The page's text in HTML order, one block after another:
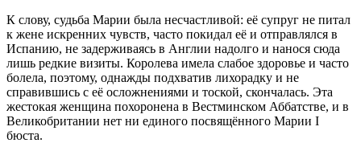
К слову, судьба Марии была несчастливой: её супруг не питал
к жене искренних чувств, часто покидал её и отправлялся в
Испанию, не задерживаясь в Англии надолго и нанося сюда
лишь редкие визиты. Королева имела слабое здоровье и часто
болела, поэтому, однажды подхватив лихорадку и не
справившись с её осложнениями и тоской, скончалась. Эта
жестокая женщина похоронена в Вестминском Аббатстве, и в
Великобритании нет ни единого посвящённого Марии I
бюста.